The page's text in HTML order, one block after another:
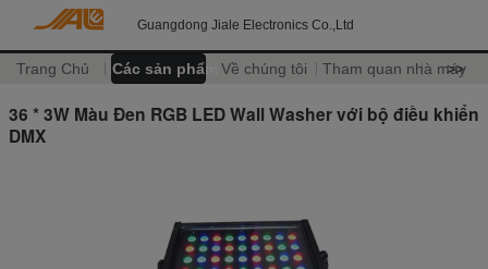
Guangdong Jiale Electronics Co.,Ltd
Trang Chủ Các sản phẩm Về chúng tôi Tham quan nhà máy
>>
36 * 3W Màu Đen RGB LED Wall Washer với bộ điều khiển
DMX